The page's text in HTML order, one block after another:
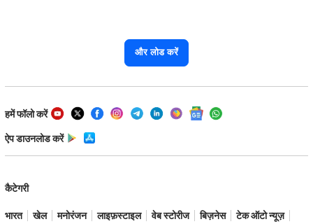
और लोड करें
हमें फॉलो करें
ऐप डाउनलोड करें
कैटेगरी
भारत खेल मनोरंजन लाइफ़स्टाइल वेब स्टोरीज बिज़नेस
टेक ऑटो न्यूज़